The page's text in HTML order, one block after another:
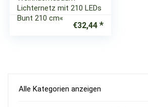
Lichternetz mit 210 LEDs
Bunt 210 cm«
€32,44
Alle Kategorien anzeigen